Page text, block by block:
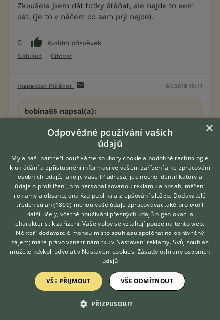
Zkoušela jsem dát fotky štěňat, ale nejde to sem
dát. (je to v něčem co sem prý nejde).
0
Kvalitní příspěvek
Nahlásit
Citovat
Inspektor Pišišvor 16.1.2019 15:14
bobina65 napsal(a):
z kamery ,tak je tam vidět den i rok. Bylo to
proto ,že fena pracák - Při bonitaci nebyla
zařazena do výběrového chovu, tak proto. A
ironie je že z výběrových chovů mohly mít feny
štěňata každé hárání. Tak myslím, že ty jejich
štěňata asi tu kvalitu mohli ztratit. Naše měla
.tř. doživotně 5CV1/P vlkošedá.
Zkoušela jsem dát fotky štěňat, ale nejde to
sem dát. (je to v něčem co sem prý nejde).
jj, máte pravdu - to omezení počtu štěňat z
nevýběrovýho chovu u NO si pamatuju, ještě
… no vidíte,a dneska má výběrový chov
automaticky každý, kdo proleze bonitací
Hledáte zvířecího kamaráda?
Zdarma vám poradí
VETERINÁŘ ONLINE
KONZULTOVAT S
VETERINÁŘEM
×
Odpovědné používání vašich
údajů
My a naši partneři používáme soubory cookie a podobné technologie
k ukládání a zpřístupnění informací ve vašem zařízení a ke zpracování
osobních údajů, jako je vaše IP adresa, jedinečné identifikátory a
údaje o prohlížení, pro personalizovanou reklamu a obsah, měření
reklamy a obsahu, analýzu publika a zlepšování služeb. Dodavatelé
třetích stran (1866) mohou vaše údaje zpracovávat také pro tyto i
další účely, včetně používání přesných údajů o geolokaci a
charakteristik zařízení. Vaše volby se vztahují pouze na tento web.
Někteří dodavatelé mohou místo souhlasu spoléhat na oprávněný
zájem; máte právo vznést námitku v Nastavení reklamy. Svůj souhlas
můžete kdykoli odvolat v Nastavení cookies. Zásady ochrany osobních
údajů
VŠE PŘIJMOUT VŠE ODMÍTNOUT
PŘIZPŮSOBIT